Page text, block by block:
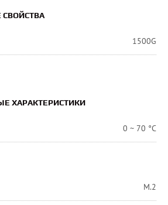
СВОЙСТВА
1500G
ХАРАКТЕРИСТИКИ
0 ~ 70 °C
M.2